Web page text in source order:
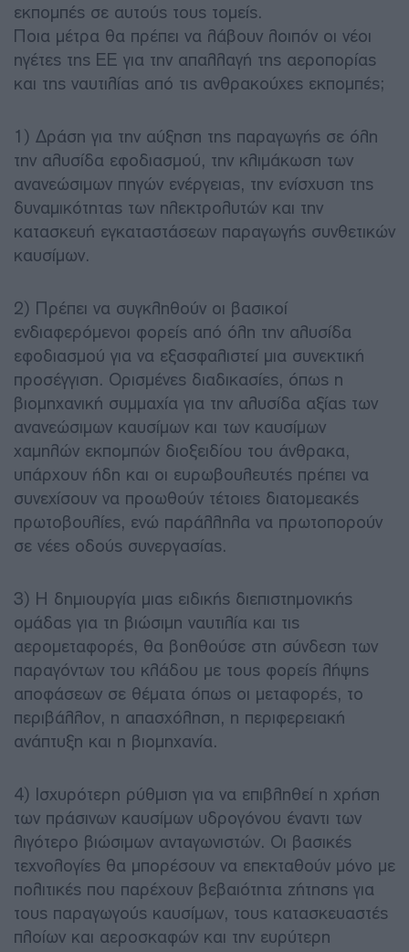
εκπομπές σε αυτούς τους τομείς.
Ποια μέτρα θα πρέπει να λάβουν λοιπόν οι νέοι
ηγέτες της ΕΕ για την απαλλαγή της αεροπορίας
και της ναυτιλίας από τις ανθρακούχες εκπομπές;
1) Δράση για την αύξηση της παραγωγής σε όλη
την αλυσίδα εφοδιασμού, την κλιμάκωση των
ανανεώσιμων πηγών ενέργειας, την ενίσχυση της
δυναμικότητας των ηλεκτρολυτών και την
κατασκευή εγκαταστάσεων παραγωγής συνθετικών
καυσίμων.
2) Πρέπει να συγκληθούν οι βασικοί
ενδιαφερόμενοι φορείς από όλη την αλυσίδα
εφοδιασμού για να εξασφαλιστεί μια συνεκτική
προσέγγιση. Ορισμένες διαδικασίες, όπως η
βιομηχανική συμμαχία για την αλυσίδα αξίας των
ανανεώσιμων καυσίμων και των καυσίμων
χαμηλών εκπομπών διοξειδίου του άνθρακα,
υπάρχουν ήδη και οι ευρωβουλευτές πρέπει να
συνεχίσουν να προωθούν τέτοιες διατομεακές
πρωτοβουλίες, ενώ παράλληλα να πρωτοπορούν
σε νέες οδούς συνεργασίας.
3) Η δημιουργία μιας ειδικής διεπιστημονικής
ομάδας για τη βιώσιμη ναυτιλία και τις
αερομεταφορές, θα βοηθούσε στη σύνδεση των
παραγόντων του κλάδου με τους φορείς λήψης
αποφάσεων σε θέματα όπως οι μεταφορές, το
περιβάλλον, η απασχόληση, η περιφερειακή
ανάπτυξη και η βιομηχανία.
4) Ισχυρότερη ρύθμιση για να επιβληθεί η χρήση
των πράσινων καυσίμων υδρογόνου έναντι των
λιγότερο βιώσιμων ανταγωνιστών. Οι βασικές
τεχνολογίες θα μπορέσουν να επεκταθούν μόνο με
πολιτικές που παρέχουν βεβαιότητα ζήτησης για
τους παραγωγούς καυσίμων, τους κατασκευαστές
πλοίων και αεροσκαφών και την ευρύτερη